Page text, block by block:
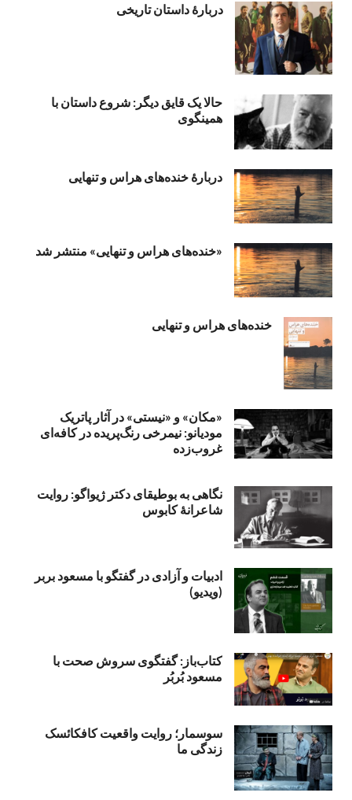
دربارۀ داستان تاریخی
حالا یک قایق دیگر: شروع داستان با
همینگوی
دربارهٔ خنده‌های هراس و تنهایی
«خنده‌های هراس و تنهایی» منتشر شد
خنده‌های هراس و تنهایی
«مکان» و «نیستی» در آثار پاتریک
مودیانو: نیمرخی رنگ‌پریده در کافه‌ای
غروب‌زده
نگاهی به بوطیقای دکتر ژیواگو: روایت
شاعرانۀ کابوس
ادبیات و آزادی در گفتگو با مسعود بربر
(ویدیو)
کتاب‌باز: گفتگوی سروش صحت با
مسعود بُربُر
سوسمار؛ روایت واقعیت کافکائسک
زندگی ما